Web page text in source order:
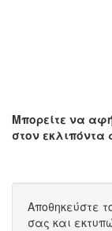
Μπορείτε να
στον
Αποθηκεύστε
σας και